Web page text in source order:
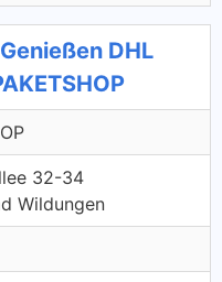
DHL
32-34
Wildungen